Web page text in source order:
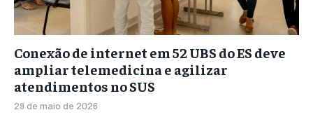
Conexão de internet em 52 UBS do ES deve
ampliar telemedicina e agilizar
atendimentos no SUS
29 de maio de 2026